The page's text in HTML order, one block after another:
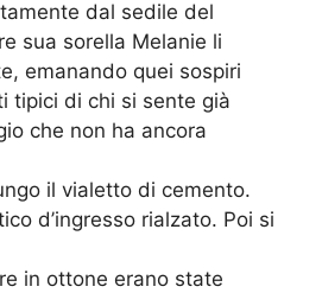
dal sedile del
sua sorella Melanie li
emanando quei sospiri
tipici di chi si sente già
che non ha ancora
il vialetto di cemento.
d’ingresso rialzato. Poi si
in ottone erano state